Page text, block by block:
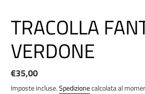
TRACOLLA
VERDONE
Prezzo
di
€35,00
Imposte incluse.Spedizionecalcolata al